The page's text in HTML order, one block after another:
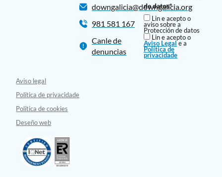
downgalicia@downgalicia.org
981 581 167
Canle de
denuncias
de datos*
Lin e acepto o
aviso sobre a
Protección de datos
Lin e acepto o
Aviso Legale a
Política de
privacidade
Aviso legal
Política de privacidade
Política de cookies
Deseño web